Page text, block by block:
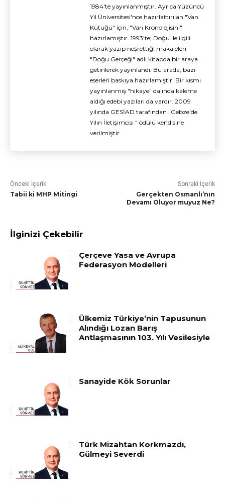
1984'te yayınlanmıştır. Ayrıca Yüzüncü
Yıl Üniversitesi'nce hazırlattırılan "Van
Kütüğü" için, "Van Kronolojisini"
hazırlamıştır. 1993'te; Doğu ile ilgili
olarak yazıp neşrettiği makaleleri
"Doğu Gerçeği" adlı kitabda bir araya
getirilerek yayınlandı. Bu arada, bazı
eserleri baskıya hazırlamıştır. Bir kısmı
yayınlanmış "hikaye" dalında kaleme
aldığı edebi yazıları da vardır. 2009
yılında GESİAD tarafından "Gebze'de
Yılın İletişimcisi " ödülü kendisine
verilmiştir.
Önceki İçerik
Tabii ki MHP Mitingi
Sonraki İçerik
Gerçekten Osmanlı’nın
Devamı Oluyor muyuz Ne?
İlginizi Çekebilir
Çerçeve Yasa ve Avrupa
Federasyon Modelleri
Ülkemiz Türkiye’nin Tapusunun
Alındığı Lozan Barış
Antlaşmasının 103. Yılı Vesilesiyle
Sanayide Kök Sorunlar
Türk Mizahtan Korkmazdı,
Gülmeyi Severdi